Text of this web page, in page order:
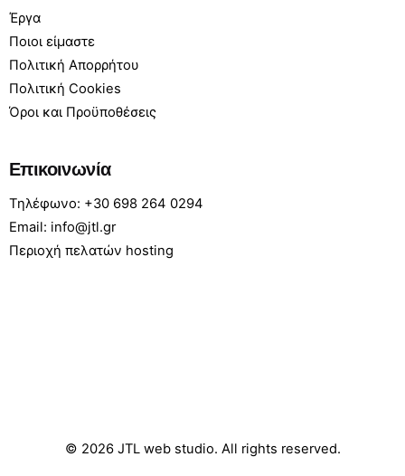
Έργα
Ποιοι είμαστε
Πολιτική Απορρήτου
Πολιτική Cookies
Όροι και Προϋποθέσεις
Επικοινωνία
Τηλέφωνο: +30 698 264 0294
Email: info@jtl.gr
Περιοχή πελατών hosting
© 2026 JTL web studio. All rights reserved.